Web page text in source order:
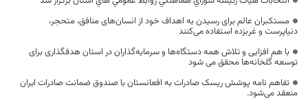
مستکبران عالم برای رسیدن به اهداف خود از انسان‌های منافق، متحجر،
دنیاپرست و غربزده استفاده می‌کنند
با هم افزایی و تلاش همه دستگاه‌ها و سرمایه‌گذاران در استان هدفگذاری برای
توسعه گلخانه‌ها محقق می شود
تفاهم نامه پوشش ریسک صادرات به افعانستان با صندوق ضمانت صادرات ایران
منعقد می‌شود.